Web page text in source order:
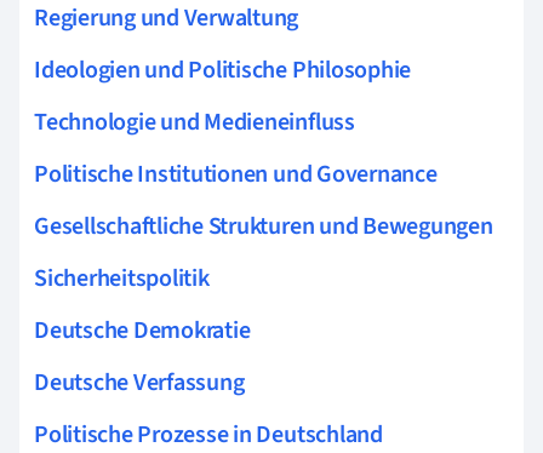
Regierung und Verwaltung
Ideologien und Politische Philosophie
Technologie und Medieneinfluss
Politische Institutionen und Governance
Gesellschaftliche Strukturen und Bewegungen
Sicherheitspolitik
Deutsche Demokratie
Deutsche Verfassung
Politische Prozesse in Deutschland